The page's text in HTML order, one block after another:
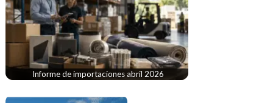
Informe de importaciones abril 2026